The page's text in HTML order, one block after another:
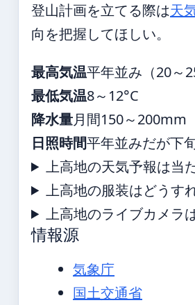
登山計画を立てる際は天
向を把握してほしい。
最高気温平年並み（20～
最低気温8～12°C
降水量月間150～200mm
日照時間平年並みだが下
上高地の天気予報は当
上高地の服装はどうす
上高地のライブカメラ
情報源
気象庁
国土交通省